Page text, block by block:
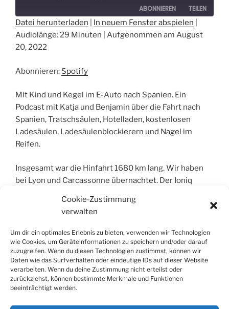
Cookie-Zustimmung
verwalten
Um dir ein optimales Erlebnis zu bieten, verwenden wir Technologien
wie Cookies, um Geräteinformationen zu speichern und/oder darauf
zuzugreifen. Wenn du diesen Technologien zustimmst, können wir
Daten wie das Surfverhalten oder eindeutige IDs auf dieser Website
verarbeiten. Wenn du deine Zustimmung nicht erteilst oder
zurückziehst, können bestimmte Merkmale und Funktionen
beeinträchtigt werden.
ABONNIEREN TEILEN
Spotify
TEILEN
Datei herunterladen In neuem Fenster abspielen
Audiolänge: 29 Minuten
Aufgenommen am August
20, 2022
Abonnieren: Spotify
Mit Kind und Kegel im E-Auto nach Spanien. Ein
Podcast mit Katja und Benjamin über die Fahrt nach
Spanien, Tratschsäulen, Hotelladen, kostenlosen
Ladesäulen, Ladesäulenblockierern und Nagel im
Reifen.
Insgesamt war die Hinfahrt 1680 km lang. Wir haben
bei Lyon und Carcassonne übernachtet. Der Ioniq
einem Benzinäquivalent von etwa 25 Litern entspricht.
Insgesamt hielten wir 4 1/2 Std Rast. Dass sind
umgerechnet 30 Minuten Pause pro 200 km. Der
Verbrauch lag bei 13.7 kWh/100km und die
Gesamtkosten fürs Laden dank Promotion Codes
einer Ladeapp bei etwa 10 Euro.